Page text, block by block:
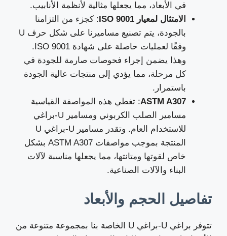
في الأبعاد، مما يجعلها مثالية لأنظمة الأنابيب.
الامتثال لمعيار ISO 9001
: كجزء من التزامنا
بالجودة، يتم تصنيع مساميرنا على شكل حرف U
وفقًا لعمليات حاصلة على شهادة ISO 9001.
وهذا يضمن إجراء فحوصات صارمة للجودة في
كل مرحلة، مما يؤدي إلى منتجات عالية الجودة
باستمرار.
ASTM A307: تغطي هذه المواصفة القياسية
مسامير الصلب الكربوني ومسامير U-براغي
للاستخدام العام. وتقدر مسامير U-براغي U
المنتجة بموجب مواصفات ASTM A307 بشكل
خاص لقوتها ومتانتها، مما يجعلها مناسبة لآلات
البناء والآلات الصناعية.
تفاصيل الحجم والأبعاد
تتوفر براغي U-براغي U الخاصة بنا بمجموعة متنوعة من